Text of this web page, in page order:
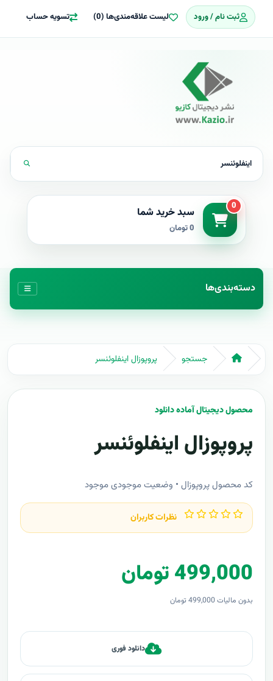
ثبت نام / ورود لیست علاقه‌مندی‌ها (0) تسویه حساب
0 سبد خرید شما
0 تومان
دسته‌بندی‌ها
جستجو پروپوزال اینفلوئنسر
محصول دیجیتال آماده دانلود
پروپوزال اینفلوئنسر
کد محصول پروپوزال • وضعیت موجودی موجود
نظرات کاربران
499,000 تومان
بدون مالیات 499,000 تومان
دانلود فوری